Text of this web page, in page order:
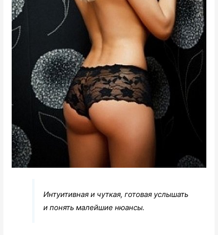
Интуитивная и чуткая, готовая услышать
и понять малейшие нюансы.